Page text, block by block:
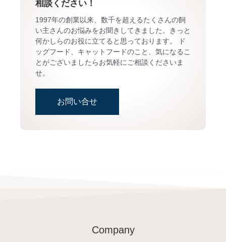
相談ください！
1997年の創業以来、数千を超えるたくさんの飼
い主さんのお悩みをお聞きしてきました。きっと
何かしらのお役に立てると思っております。 ド
ッグフード、キャットフードのこと、気になるこ
とがございましたらお気軽にご相談くださいま
せ。
お問い合せ
Company